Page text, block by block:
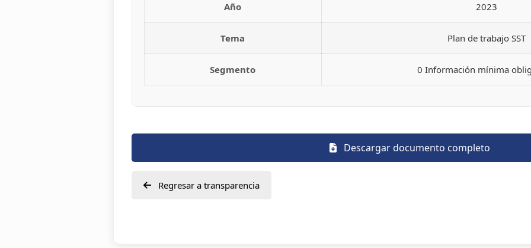
Año 2023
Tema Plan de trabajo SST
Segmento 0 Información mínima
Descargar documento completo
Regresar a transparencia